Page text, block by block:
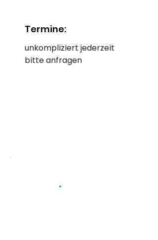
Termine:
unkompliziert jederzeit
bitte anfragen